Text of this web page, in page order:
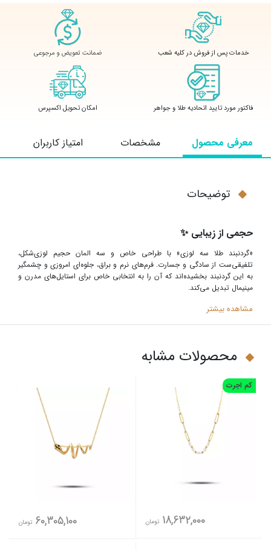
خدمات پس از فروش در کلیه شعب ضمانت تعویض و مرجوعی
فاکتور مورد تایید اتحادیه طلا و جواهر امکان تحویل اکسپرس
معرفی محصول مشخصات امتیاز کاربران
توضیحات
حجمی از زیبایی ✨
«گردنبند طلا سه لوزی» با طراحی خاص و سه المان حجیم لوزی‌شکل،
تلفیقی‌ست از سادگی و جسارت. فرم‌های نرم و براق، جلوه‌ای امروزی و چشمگیر
به این گردنبند بخشیده‌اند که آن را به انتخابی خاص برای استایل‌های مدرن و
مینیمال تبدیل می‌کند.
مشاهده بیشتر
محصولات مشابه
کم اجرت
18,632,000 تومان 60,305,100 تومان